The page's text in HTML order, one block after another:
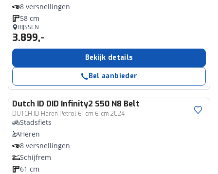
8 versnellingen
58 cm
RIJSSEN
3.899,-
Bekijk details
Bel aanbieder
Dutch ID DID Infinity2 S50 N8 Belt
DUTCH ID Heren Petrol 61 cm 61cm 2024
Stadsfiets
Heren
8 versnellingen
Schijfrem
61 cm